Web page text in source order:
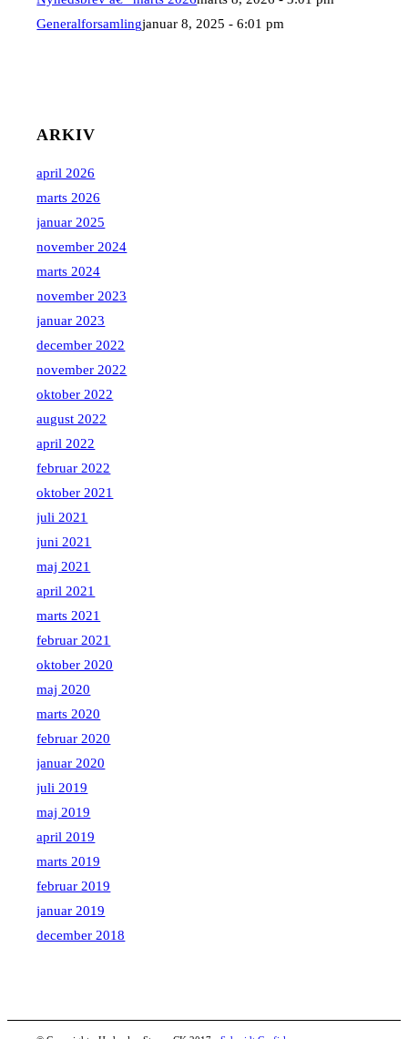
Generalforsamlingjanuar 8, 2025 - 6:01 pm
ARKIV
april 2026
marts 2026
januar 2025
november 2024
marts 2024
november 2023
januar 2023
december 2022
november 2022
oktober 2022
august 2022
april 2022
februar 2022
oktober 2021
juli 2021
juni 2021
maj 2021
april 2021
marts 2021
februar 2021
oktober 2020
maj 2020
marts 2020
februar 2020
januar 2020
juli 2019
maj 2019
april 2019
marts 2019
februar 2019
januar 2019
december 2018